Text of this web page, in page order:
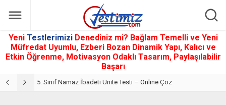
Yeni Testlerimizi Denediniz mi? Bağlam Temelli ve Yeni
Müfredat Uyumlu, Ezberi Bozan Dinamik Yapı, Kalıcı ve
Etkin Öğrenme, Motivasyon Odaklı Tasarım, Paylaşılabilir
Başarı
5. Sınıf Namaz İbadeti Ünite Testi – Online Çöz